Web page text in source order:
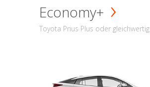
Economy+
Toyota Prius Plus oder gleichwertig